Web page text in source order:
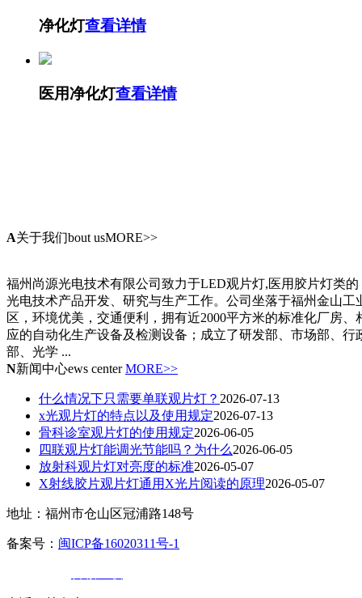
净化灯查看详情
医用净化灯查看详情
A关于我们bout usMORE>>
福州尚源光电技术有限公司致力于LED观片灯,医用胶片灯类的
光电技术产品开发、研究与生产工作。公司坐落于福州金山工
区，环境优美，交通便利，拥有近2000平方米的标准化厂房、
应的自动化生产设备及检测设备；成立了研发部、市场部、行
部、光学 ...
N新闻中心ews center MORE>>
什么情况下只需要单联观片灯？ 2026-07-13
x光观片灯的特点以及使用规定2026-07-13
骨科诊室观片灯的使用规定2026-06-05
四联观片灯能调光节能吗？为什么2026-06-05
放射科观片灯对亮度的标准2026-05-07
X射线胶片观片灯通用X光片阅读的原理2026-05-07
地址：福州市仓山区冠浦路148号
备案号： 闽ICP备16020311号-1